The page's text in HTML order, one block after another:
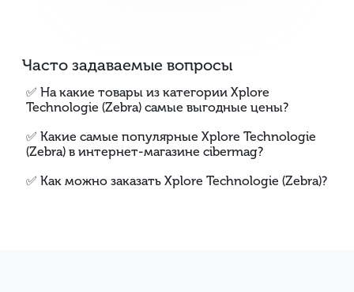
Часто задаваемые вопросы
✅ На какие товары из категории Xplore
Technologie (Zebra) самые выгодные цены?
✅ Какие самые популярные Xplore Technologie
(Zebra) в интернет-магазине cibermag?
✅ Как можно заказать Xplore Technologie (Zebra)?